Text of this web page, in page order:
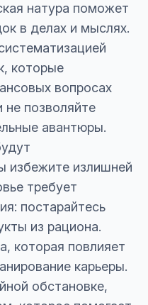
натура поможет
в делах и мыслях.
которые
вопросах
не позволяйте
авантюры.
избежите излишней
требует
постарайтесь
из рациона.
которая повлияет
карьеры.
обстановке,